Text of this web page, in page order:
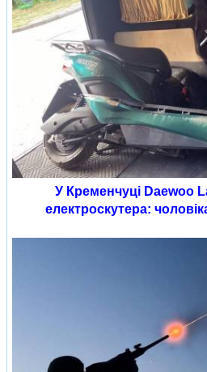
У Кременчуці Daewoo
електроскутера: